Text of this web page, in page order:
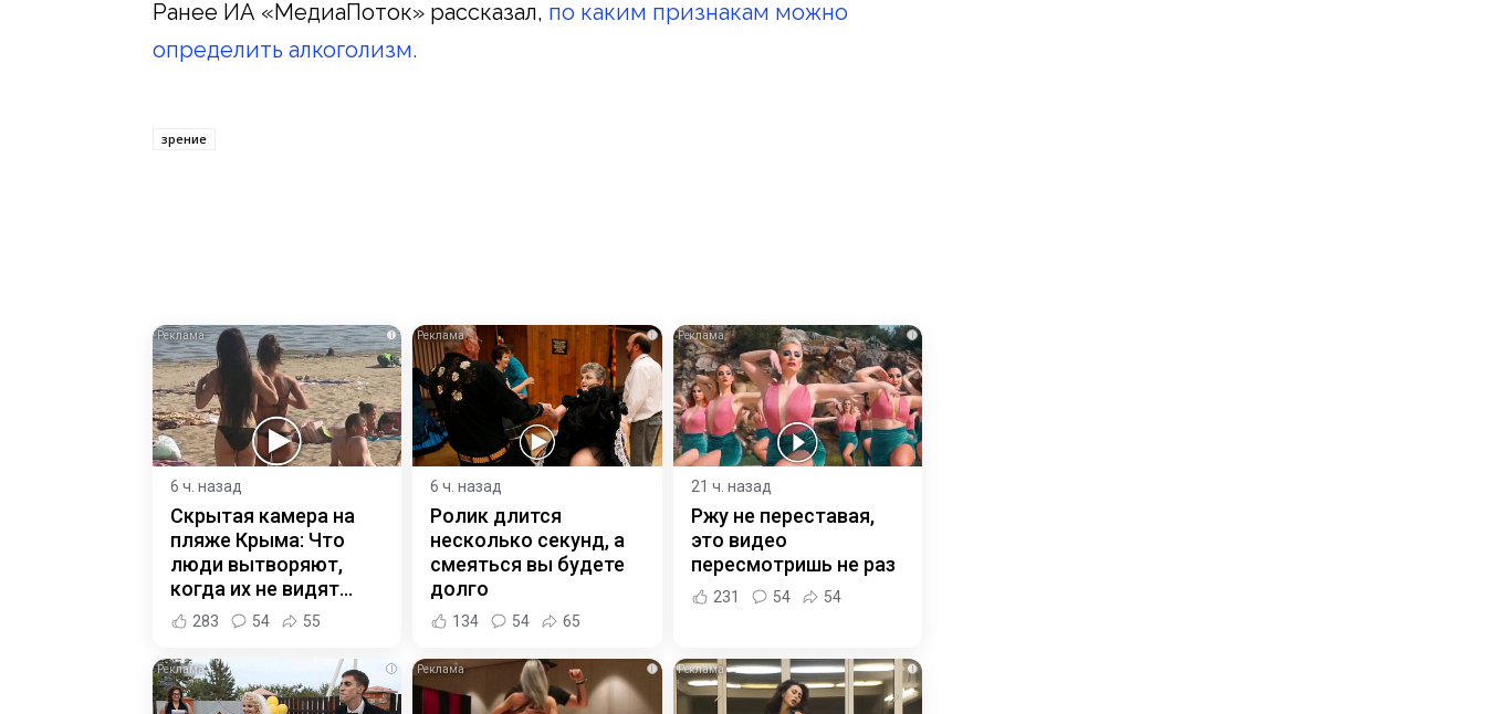
Ранее ИА «МедиаПоток» рассказал, по каким признакам можно
определить алкоголизм.
зрение
i
6 ч. назад
Скрытая камера на
пляже Крыма: Что
люди вытворяют,
когда их не видят...
283 54 55
i
6 ч. назад
Ролик длится
несколько секунд, а
смеяться вы будете
долго
134 54 65
i
21 ч. назад
Ржу не переставая,
это видео
пересмотришь не раз
231 54 54
i i i